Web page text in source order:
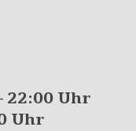
22:00 Uhr
Uhr